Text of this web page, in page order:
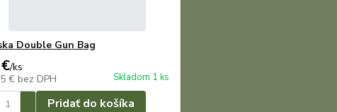
Double Gun Bag
/ks
€ bez DPH Skladom 1 ks
Pridať do košíka